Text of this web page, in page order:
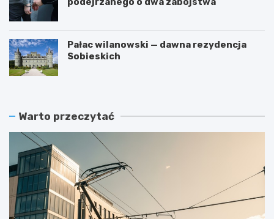
Pałac wilanowski — dawna rezydencja
Sobieskich
Warto przeczytać